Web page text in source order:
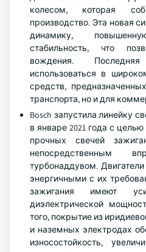
колесом, которая
производство. Эта новая
динамику,
стабильность, что
вождения.
использоваться в
средств,
транспорта, но и для
Bosch запустила линейку
в январе 2021 года с
прочных свечей
непосредственным
турбонаддувом.
энергичными с их
зажигания имеют
диэлектрической
того, покрытие из
и наземных электродах
износостойкость,